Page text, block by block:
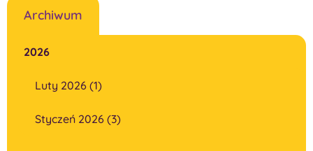
Archiwum
2026
Luty 2026 (1)
Styczeń 2026 (3)